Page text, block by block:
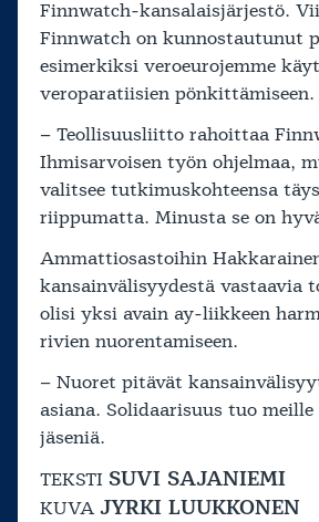
Finnwatch-kansalaisjärjestö.
Finnwatch on kunnostautunut
esimerkiksi veroeurojemme
veroparatiisien pönkittämiseen.
– Teollisuusliitto rahoittaa
Ihmisarvoisen työn ohjelmaa,
valitsee tutkimuskohteensa
riippumatta. Minusta se on
Ammattiosastoihin
kansainvälisyydestä vastaavia
olisi yksi avain ay-liikkeen
rivien nuorentamiseen.
– Nuoret pitävät
asiana. Solidaarisuus tuo
jäseniä.
TEKSTI SUVI SAJANIEMI
KUVA JYRKI LUUKKONEN